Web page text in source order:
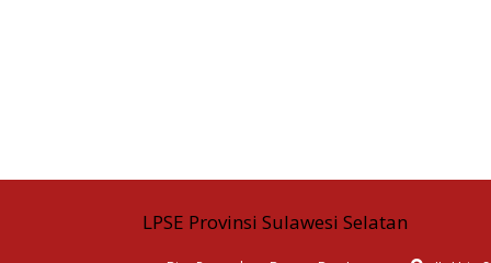
LPSE Provinsi Sulawesi Selatan